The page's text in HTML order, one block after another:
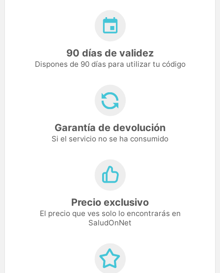
90 días de validez
Dispones de 90 días para utilizar tu código
Garantía de devolución
Si el servicio no se ha consumido
Precio exclusivo
El precio que ves solo lo encontrarás en
SaludOnNet